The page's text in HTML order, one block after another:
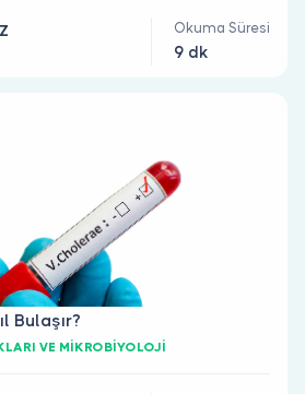
Okuma Süresi
9 dk
Bulaşır?
VE MİKROBİYOLOJİ